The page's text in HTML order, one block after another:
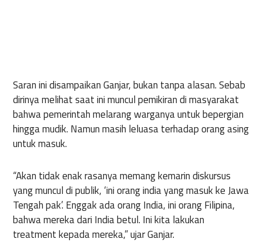
Saran ini disampaikan Ganjar, bukan tanpa alasan. Sebab
dirinya melihat saat ini muncul pemikiran di masyarakat
bahwa pemerintah melarang warganya untuk bepergian
hingga mudik. Namun masih leluasa terhadap orang asing
untuk masuk.
“Akan tidak enak rasanya memang kemarin diskursus
yang muncul di publik, ‘ini orang india yang masuk ke Jawa
Tengah pak’. Enggak ada orang India, ini orang Filipina,
bahwa mereka dari India betul. Ini kita lakukan
treatment kepada mereka,” ujar Ganjar.